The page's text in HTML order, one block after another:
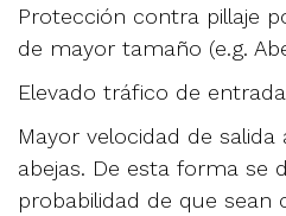
Protección contra pillaje
de mayor tamaño (e.g.
Elevado tráfico de
Mayor velocidad de salida
abejas. De esta forma se
probabilidad de que sean